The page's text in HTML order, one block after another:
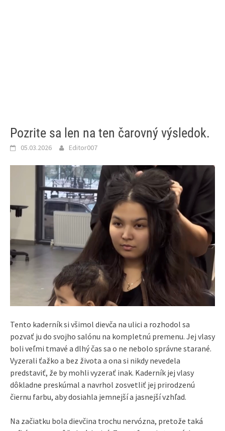
Pozrite sa len na ten čarovný výsledok.
05.03.2026 Editor007
Tento kaderník si všimol dievča na ulici a rozhodol sa
pozvať ju do svojho salónu na kompletnú premenu. Jej vlasy
boli veľmi tmavé a dlhý čas sa o ne nebolo správne starané.
Vyzerali ťažko a bez života a ona si nikdy nevedela
predstaviť, že by mohli vyzerať inak. Kaderník jej vlasy
dôkladne preskúmal a navrhol zosvetliť jej prirodzenú
čiernu farbu, aby dosiahla jemnejší a jasnejší vzhľad.
Na začiatku bola dievčina trochu nervózna, pretože taká